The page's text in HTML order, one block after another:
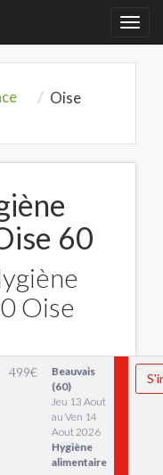
Oise
60
Oise
499€
Beauvais
(60)
Jeu 13 Aout
au Ven 14
Aout 2026
Hygiène
alimentaire